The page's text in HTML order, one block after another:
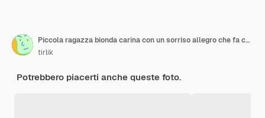
Piccola ragazza bionda carina con un sorriso allegro che fa capolino da dietro due metà della pera che tiene in mano Immagine ravvicinata isolata su bianco
tirlik
Potrebbero piacerti anche queste foto.